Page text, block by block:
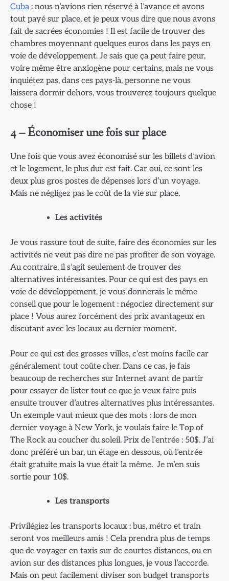
Cuba: nous n’avions rien réservé à l’avance et avons
tout payé sur place, et je peux vous dire que nous avons
fait de sacrées économies ! Il est facile de trouver des
chambres moyennant quelques euros dans les pays en
voie de développement. Je sais que ça peut faire peur,
voire même être anxiogène pour certains, mais ne vous
inquiétez pas, dans ces pays-là, personne ne vous
laissera dormir dehors, vous trouverez toujours quelque
chose !
4 – Économiser une fois sur place
Une fois que vous avez économisé sur les billets d’avion
et le logement, le plus dur est fait. Car oui, ce sont les
deux plus gros postes de dépenses lors d’un voyage.
Mais ne négligez pas le coût de la vie sur place.
Les activités
Je vous rassure tout de suite, faire des économies sur les
activités ne veut pas dire ne pas profiter de son voyage.
Au contraire, il s’agit seulement de trouver des
alternatives intéressantes. Pour ce qui est des pays en
voie de développement, je vous donnerais le même
conseil que pour le logement : négociez directement sur
place ! Vous aurez forcément des prix avantageux en
discutant avec les locaux au dernier moment.
Pour ce qui est des grosses villes, c’est moins facile car
généralement tout coûte cher. Dans ce cas, je fais
beaucoup de recherches sur Internet avant de partir
pour essayer de lister tout ce que je veux faire puis
ensuite trouver d’autres alternatives plus intéressantes.
Un exemple vaut mieux que des mots : lors de mon
dernier voyage à New York, je voulais faire le Top of
The Rock au coucher du soleil. Prix de l’entrée : 50$. J’ai
donc préféré un bar, un étage en dessous, où l’entrée
était gratuite mais la vue était la même. Je m’en suis
sortie pour 10$.
Les transports
Privilégiez les transports locaux : bus, métro et train
seront vos meilleurs amis ! Cela prendra plus de temps
que de voyager en taxis sur de courtes distances, ou en
avion sur des distances plus longues, je vous l’accorde.
Mais on peut facilement diviser son budget transports